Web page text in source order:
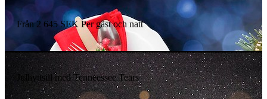
Från 2 645 SEK Per gäst och natt
Julhyttsill med Tenneessee Tears